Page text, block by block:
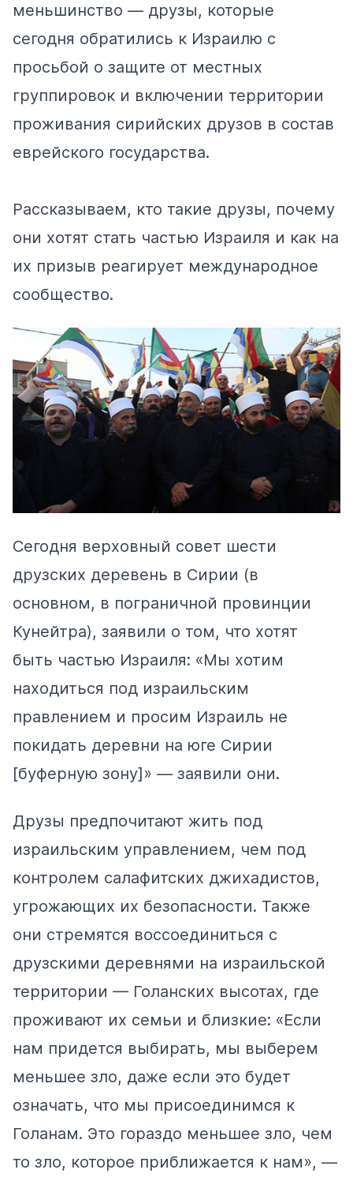
меньшинство — друзы, которые
сегодня обратились к Израилю с
просьбой о защите от местных
группировок и включении территории
проживания сирийских друзов в состав
еврейского государства.
Рассказываем, кто такие друзы, почему
они хотят стать частью Израиля и как на
их призыв реагирует международное
сообщество.
Сегодня верховный совет шести
друзских деревень в Сирии (в
основном, в пограничной провинции
Кунейтра), заявили о том, что хотят
быть частью Израиля: «Мы хотим
находиться под израильским
правлением и просим Израиль не
покидать деревни на юге Сирии
[буферную зону]» — заявили они.
Друзы предпочитают жить под
израильским управлением, чем под
контролем салафитских джихадистов,
угрожающих их безопасности. Также
они стремятся воссоединиться с
друзскими деревнями на израильской
территории — Голанских высотах, где
проживают их семьи и близкие: «Если
нам придется выбирать, мы выберем
меньшее зло, даже если это будет
означать, что мы присоединимся к
Голанам. Это гораздо меньшее зло, чем
то зло, которое приближается к нам», —